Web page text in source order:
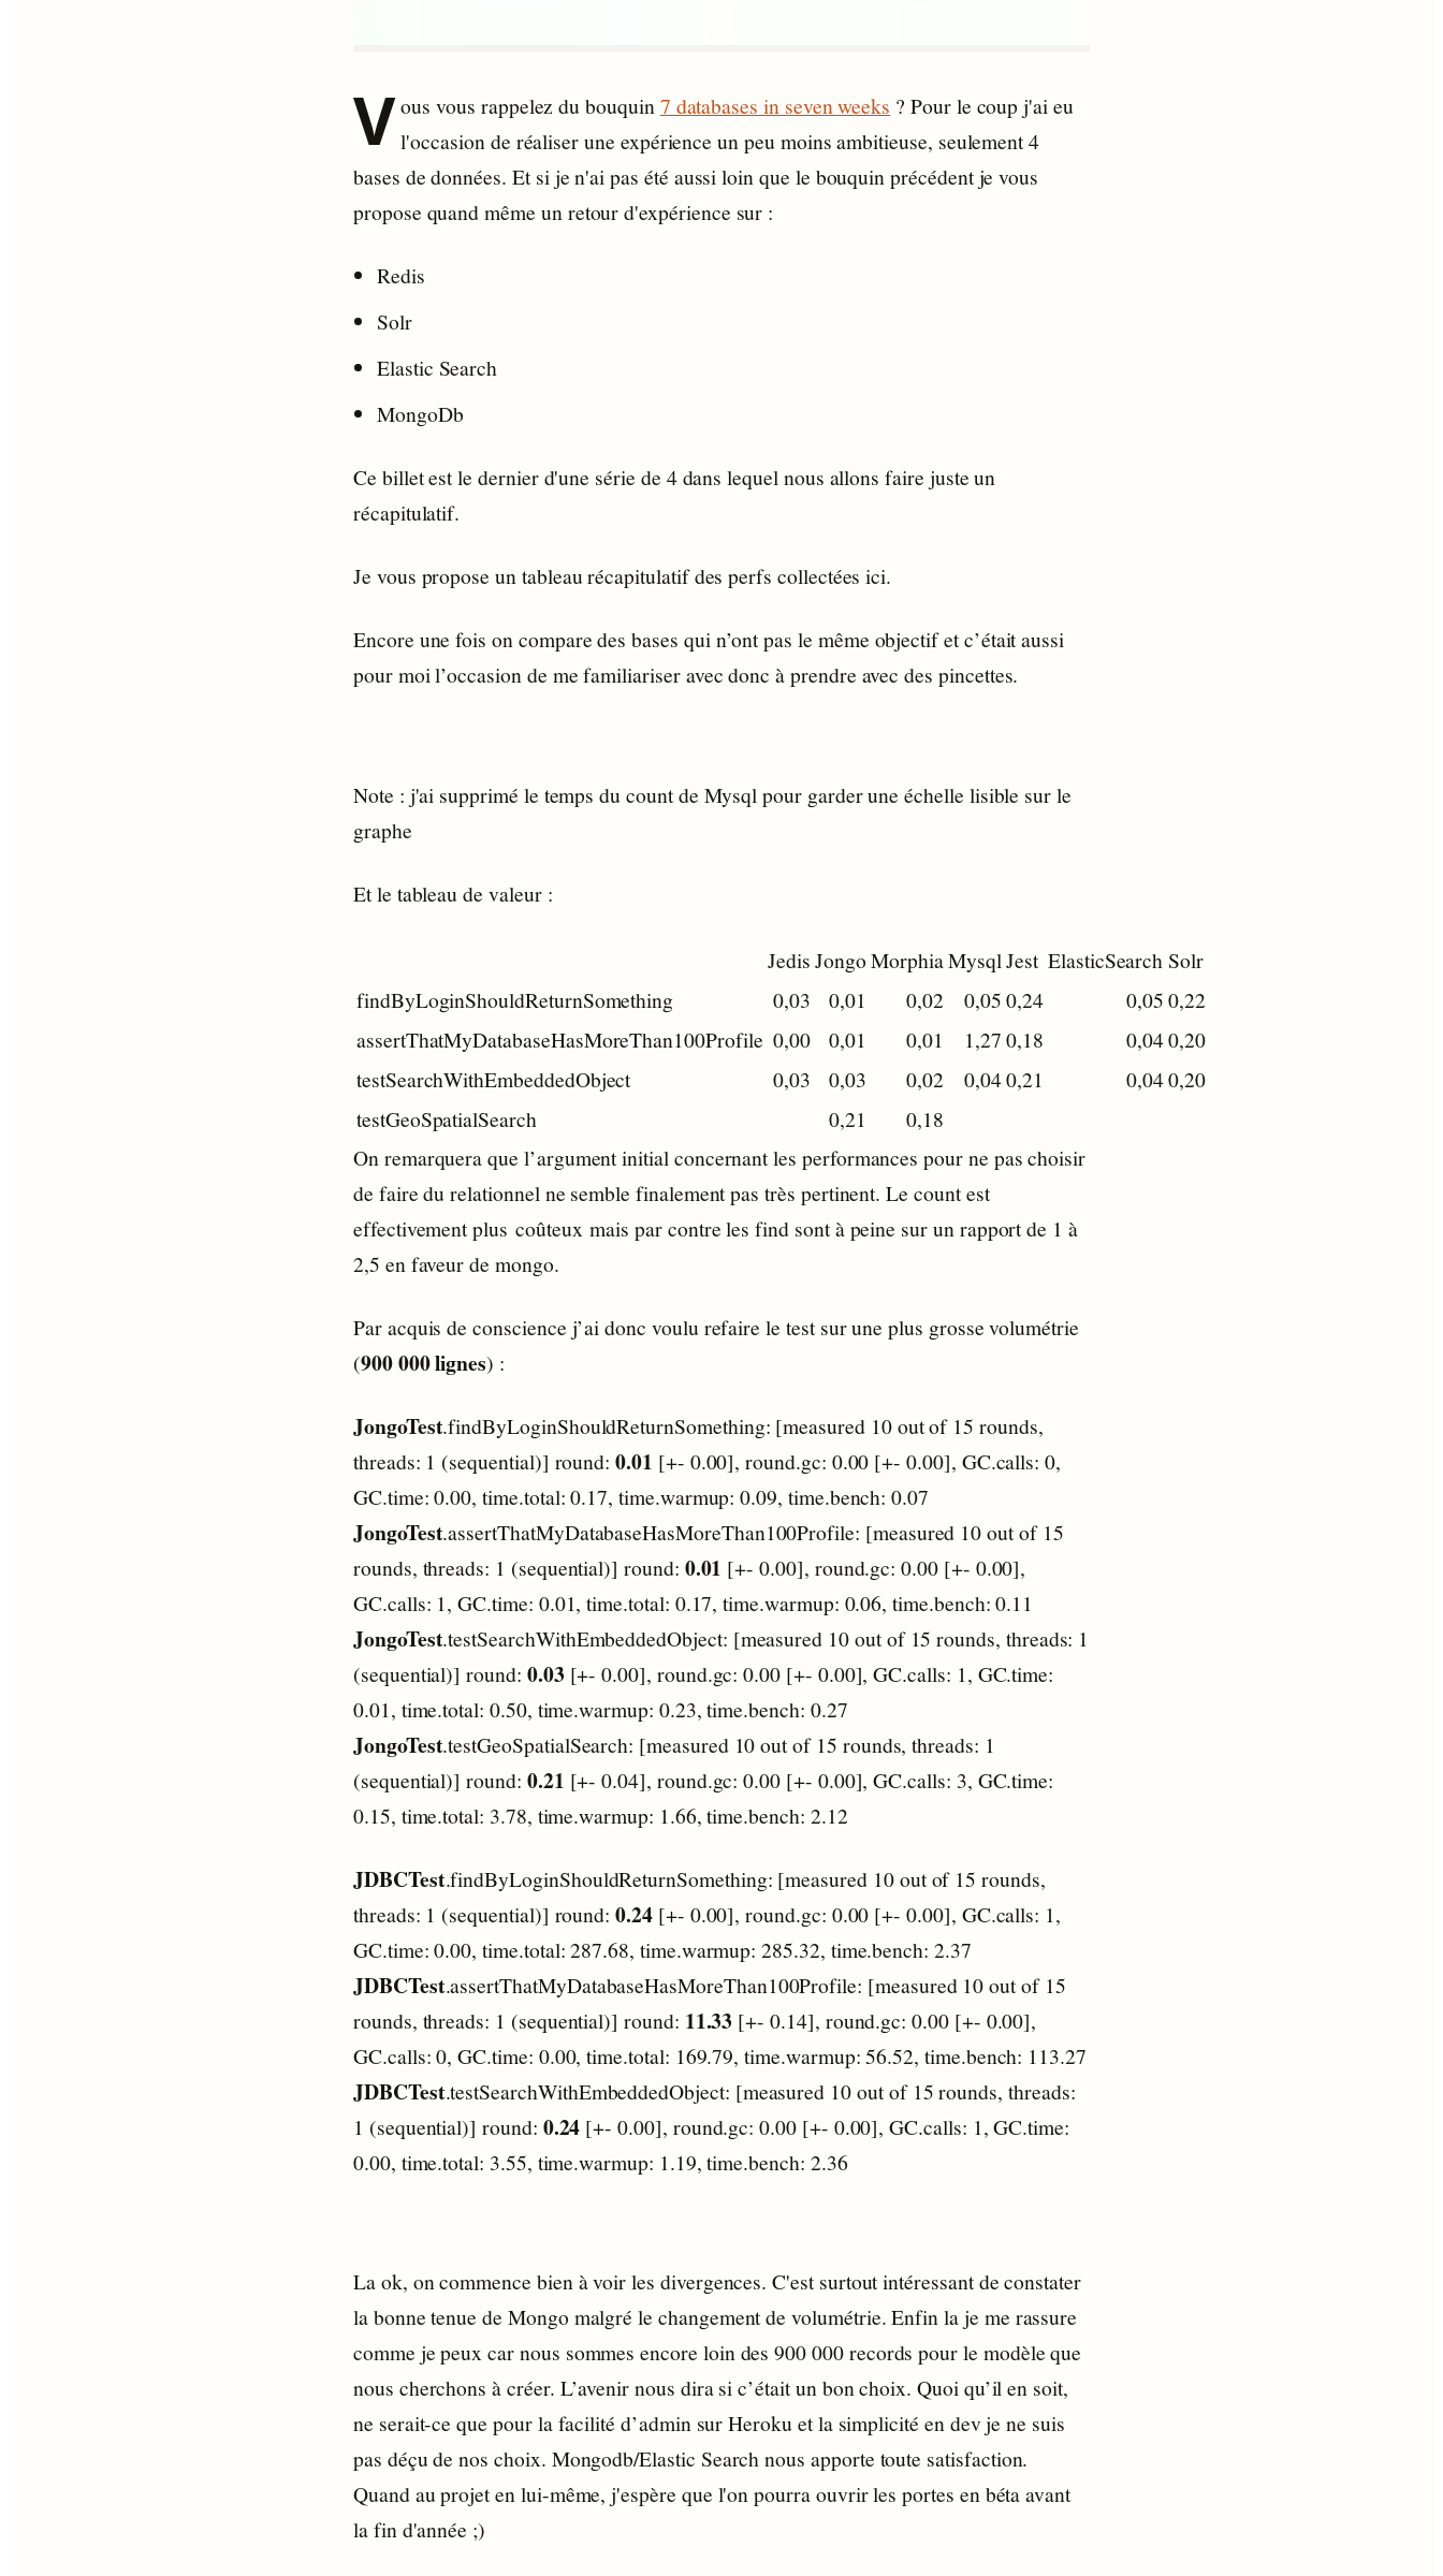
V ous vous rappelez du bouquin 7 databases in seven weeks ? Pour le coup j'ai eu
l'occasion de réaliser une expérience un peu moins ambitieuse, seulement 4
bases de données. Et si je n'ai pas été aussi loin que le bouquin précédent je vous
propose quand même un retour d'expérience sur :
Redis
Solr
Elastic Search
MongoDb
Ce billet est le dernier d'une série de 4 dans lequel nous allons faire juste un
récapitulatif.
Je vous propose un tableau récapitulatif des perfs collectées ici.
Encore une fois on compare des bases qui n’ont pas le même objectif et c’était aussi
pour moi l’occasion de me familiariser avec donc à prendre avec des pincettes.
Note : j'ai supprimé le temps du count de Mysql pour garder une échelle lisible sur le
graphe
Et le tableau de valeur :
JedisJongoMorphiaMysqlJest ElasticSearch Solr
findByLoginShouldReturnSomething
0,03 0,01 0,02 0,05 0,24 0,05 0,22
assertThatMyDatabaseHasMoreThan100Profile 0,00 0,01 0,01 1,27 0,18 0,040,20
testSearchWithEmbeddedObject
0,03 0,03 0,02 0,040,21 0,040,20
testGeoSpatialSearch
0,21
0,18
On remarquera que l’argument initial concernant les performances pour ne pas choisir
de faire du relationnel ne semble finalement pas très pertinent. Le count est
effectivement plus coûteux mais par contre les find sont à peine sur un rapport de 1 à
2,5 en faveur de mongo.
Par acquis de conscience j’ai donc voulu refaire le test sur une plus grosse volumétrie
(900 000 lignes) :
JongoTest.findByLoginShouldReturnSomething: [measured 10 out of 15 rounds,
threads: 1 (sequential)] round:0.01 [+- 0.00], round.gc: 0.00 [+- 0.00], GC.calls: 0,
GC.time: 0.00, time.total: 0.17, time.warmup: 0.09, time.bench: 0.07
JongoTest.assertThatMyDatabaseHasMoreThan100Profile: [measured 10 out of 15
rounds, threads: 1 (sequential)] round: 0.01 [+- 0.00], round.gc: 0.00 [+- 0.00],
GC.calls: 1, GC.time: 0.01, time.total: 0.17, time.warmup: 0.06, time.bench: 0.11
JongoTest.testSearchWithEmbeddedObject: [measured 10 out of 15 rounds, threads: 1
(sequential)] round: 0.03 [+- 0.00], round.gc: 0.00 [+- 0.00], GC.calls: 1, GC.time:
0.01, time.total: 0.50, time.warmup: 0.23, time.bench: 0.27
JongoTest.testGeoSpatialSearch: [measured 10 out of 15 rounds, threads: 1
(sequential)] round: 0.21 [+- 0.04], round.gc: 0.00 [+- 0.00], GC.calls: 3, GC.time:
0.15, time.total: 3.78, time.warmup: 1.66, time.bench: 2.12
JDBCTest.findByLoginShouldReturnSomething: [measured 10 out of 15 rounds,
threads: 1 (sequential)] round:0.24[+- 0.00], round.gc: 0.00 [+- 0.00], GC.calls: 1,
GC.time: 0.00, time.total: 287.68, time.warmup: 285.32, time.bench: 2.37
JDBCTest.assertThatMyDatabaseHasMoreThan100Profile: [measured 10 out of 15
rounds, threads: 1 (sequential)] round: 11.33 [+- 0.14], round.gc: 0.00 [+- 0.00],
GC.calls: 0, GC.time: 0.00, time.total: 169.79, time.warmup: 56.52, time.bench: 113.27
JDBCTest.testSearchWithEmbeddedObject: [measured 10 out of 15 rounds, threads:
1 (sequential)] round: 0.24 [+- 0.00], round.gc: 0.00 [+- 0.00], GC.calls: 1, GC.time:
0.00, time.total: 3.55, time.warmup: 1.19, time.bench: 2.36
La ok, on commence bien à voir les divergences. C'est surtout intéressant de constater
la bonne tenue de Mongo malgré le changement de volumétrie. Enfin la je me rassure
comme je peux car nous sommes encore loin des 900 000 records pour le modèle que
nous cherchons à créer. L’avenir nous dira si c’était un bon choix. Quoi qu’il en soit,
ne serait-ce que pour la facilité d’admin sur Heroku et la simplicité en dev je ne suis
pas déçu de nos choix. Mongodb/Elastic Search nous apporte toute satisfaction.
Quand au projet en lui-même, j'espère que l'on pourra ouvrir les portes en béta avant
la fin d'année ;)